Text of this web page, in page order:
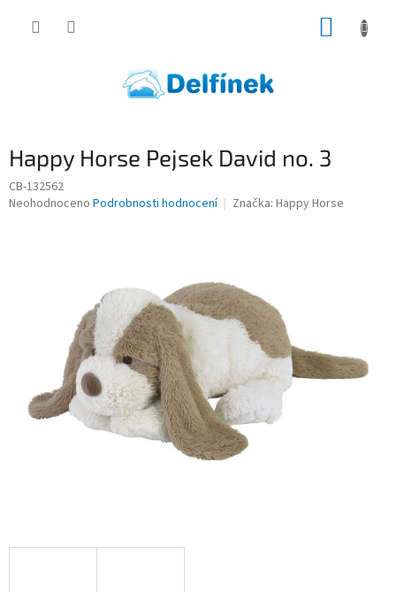
Happy Horse Pejsek David no. 3
CB-132562
Průměrné
Neohodnoceno Podrobnosti hodnocení Značka: Happy Horse